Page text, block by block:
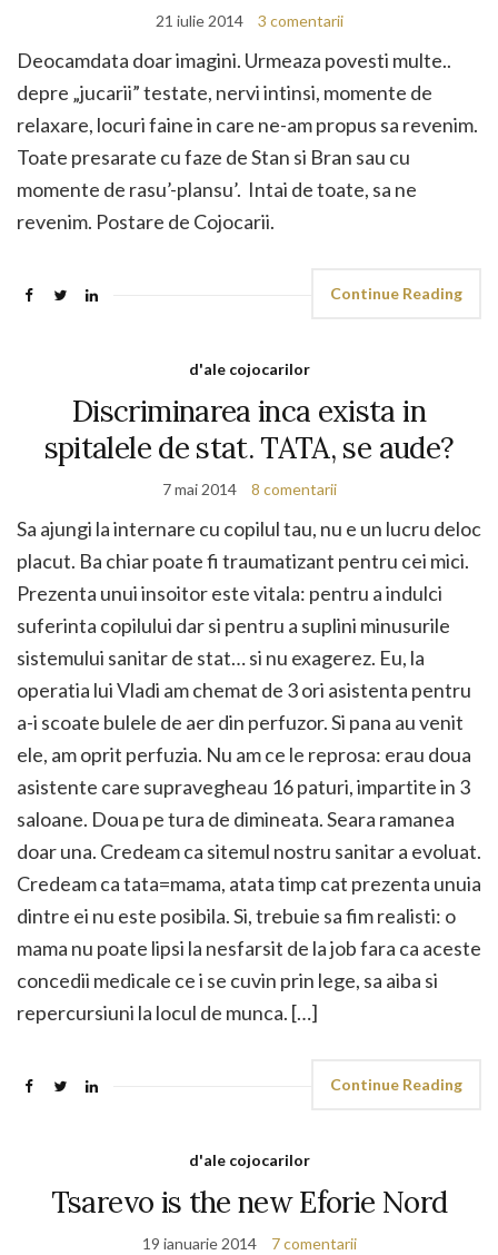
21 iulie 2014 3 comentarii
Deocamdata doar imagini. Urmeaza povesti multe..
depre „jucarii” testate, nervi intinsi, momente de
relaxare, locuri faine in care ne-am propus sa revenim.
Toate presarate cu faze de Stan si Bran sau cu
momente de rasu’-plansu’. Intai de toate, sa ne
revenim. Postare de Cojocarii.
Continue Reading
d'ale cojocarilor
Discriminarea inca exista in
spitalele de stat. TATA, se aude?
7 mai 2014 8 comentarii
Sa ajungi la internare cu copilul tau, nu e un lucru deloc
placut. Ba chiar poate fi traumatizant pentru cei mici.
Prezenta unui insoitor este vitala: pentru a indulci
suferinta copilului dar si pentru a suplini minusurile
sistemului sanitar de stat… si nu exagerez. Eu, la
operatia lui Vladi am chemat de 3 ori asistenta pentru
a-i scoate bulele de aer din perfuzor. Si pana au venit
ele, am oprit perfuzia. Nu am ce le reprosa: erau doua
asistente care supravegheau 16 paturi, impartite in 3
saloane. Doua pe tura de dimineata. Seara ramanea
doar una. Credeam ca sitemul nostru sanitar a evoluat.
Credeam ca tata=mama, atata timp cat prezenta unuia
dintre ei nu este posibila. Si, trebuie sa fim realisti: o
mama nu poate lipsi la nesfarsit de la job fara ca aceste
concedii medicale ce i se cuvin prin lege, sa aiba si
repercursiuni la locul de munca. […]
Continue Reading
d'ale cojocarilor
Tsarevo is the new Eforie Nord
19 ianuarie 2014 7 comentarii